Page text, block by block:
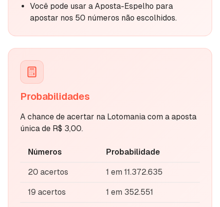
Você pode usar a Aposta-Espelho para
apostar nos 50 números não escolhidos.
Probabilidades
A chance de acertar na Lotomania com a aposta
única de R$ 3,00.
Números Probabilidade
20 acertos 1 em 11.372.635
19 acertos 1 em 352.551